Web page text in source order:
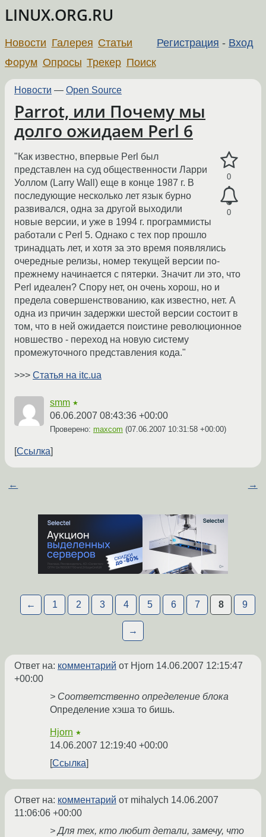
LINUX.ORG.RU
Регистрация - Вход
Новости Галерея Статьи
Форум Опросы Трекер Поиск
Новости — Open Source
Parrot, или Почему мы
долго ожидаем Perl 6
0
0
"Как известно, впервые Perl был
представлен на суд общественности Ларри
Уоллом (Larry Wall) еще в конце 1987 г. В
последующие несколько лет язык бурно
развивался, одна за другой выходили
новые версии, и уже в 1994 г. программисты
работали с Perl 5. Однако с тех пор прошло
тринадцать лет, и хотя за это время появлялись
очередные релизы, номер текущей версии по-
прежнему начинается с пятерки. Значит ли это, что
Perl идеален? Спору нет, он очень хорош, но и
предела совершенствованию, как известно, нет. А
одна из причин задержки шестой версии состоит в
том, что в ней ожидается поистине революционное
новшество - переход на новую систему
промежуточного представления кода."
>>> Статья на itc.ua
smm ★
06.06.2007 08:43:36 +00:00
Проверено: maxcom (07.06.2007 10:31:58 +00:00)
Ссылка
← →
← 1 2 3 4 5 6 7 8 9
→
Ответ на: комментарий от Hjorn 14.06.2007 12:15:47
+00:00
> Соответственно определение блока
Определение хэша то бишь.
Hjorn ★
14.06.2007 12:19:40 +00:00
Ссылка
Ответ на: комментарий от mihalych 14.06.2007
11:06:06 +00:00
> Для тех, кто любит детали, замечу, что